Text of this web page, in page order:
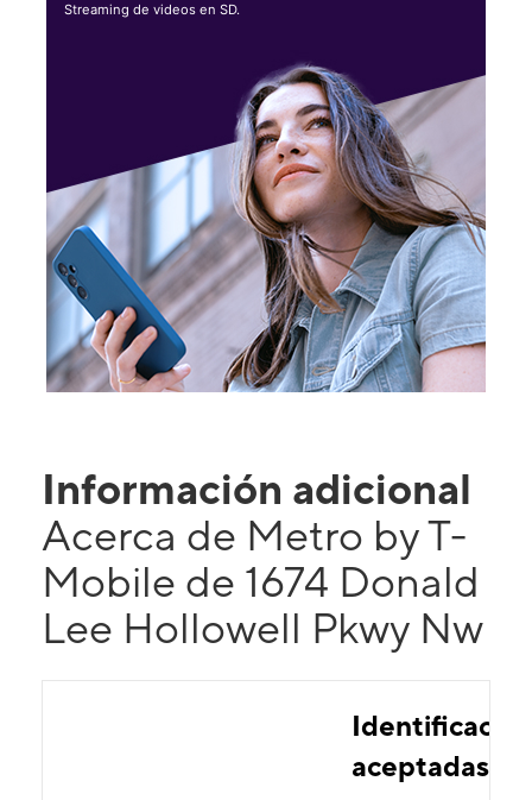
Streaming de videos en SD.
Información adicional
Acerca de Metro by T-
Mobile de 1674 Donald
Lee Hollowell Pkwy Nw
aceptadas